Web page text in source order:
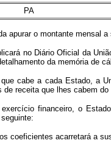
PA
o montante mensal a
no Diário Oficial da
da memória de
a cada Estado, a
receita que lhes cabem do
financeiro, o Estado
acarretará a